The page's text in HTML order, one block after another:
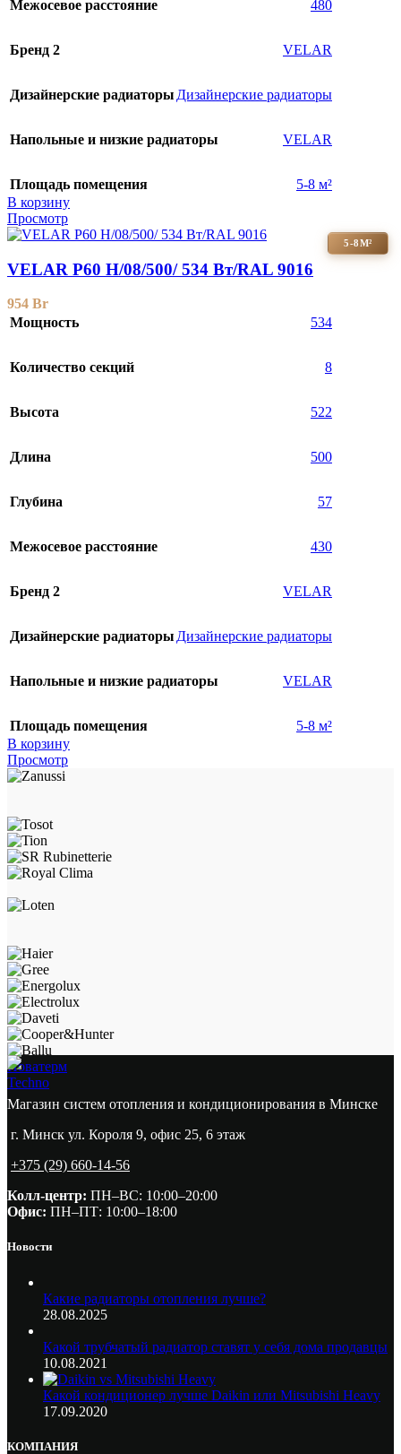
Межосевое расстояние 480
Бренд 2 VELAR
Дизайнерские радиаторы Дизайнерские радиаторы
Напольные и низкие радиаторы VELAR
Площадь помещения
5-8 м²
В корзину
Просмотр
5-8М²
VELAR P60 H/08/500/ 534 Bт/RAL 9016
954 Br
Мощность
534
Количество секций 8
Высота 522
Длина 500
Глубина 57
Межосевое расстояние 430
Бренд 2 VELAR
Дизайнерские радиаторы Дизайнерские радиаторы
Напольные и низкие радиаторы VELAR
Площадь помещения
5-8 м²
В корзину
Просмотр
Новатерм
Techno
Магазин систем отопления и кондиционирования в Минске
г. Минск ул. Короля 9, офис 25, 6 этаж
+375 (29) 660-14-56
Колл-центр: ПН–ВС: 10:00–20:00​
Офис: ПН–ПТ: 10:00–18:00
Новости
Какие радиаторы отопления лучше?
28.08.2025
Какой трубчатый радиатор ставят у себя дома продавцы
10.08.2021
Какой кондиционер лучше Daikin или Mitsubishi Heavy
17.09.2020
КОМПАНИЯ